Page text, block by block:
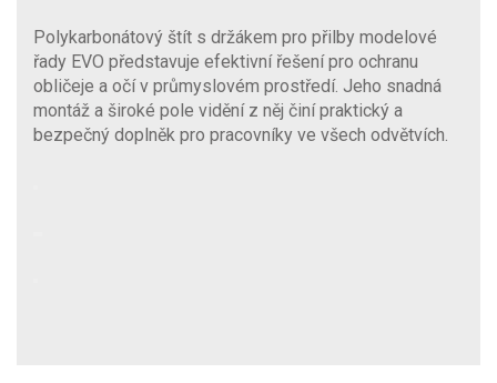
Polykarbonátový štít s držákem pro přilby modelové
řady EVO představuje efektivní řešení pro ochranu
obličeje a očí v průmyslovém prostředí. Jeho snadná
montáž a široké pole vidění z něj činí praktický a
bezpečný doplněk pro pracovníky ve všech odvětvích.